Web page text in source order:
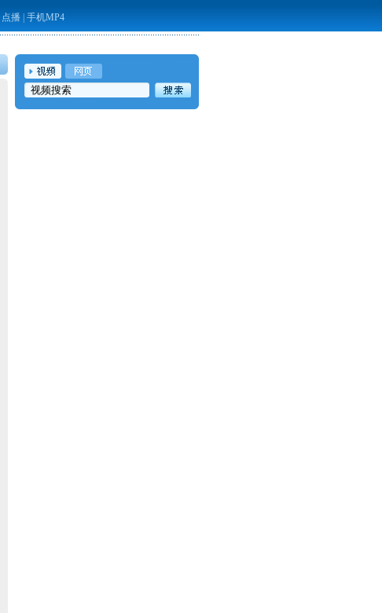
点播 手机MP4